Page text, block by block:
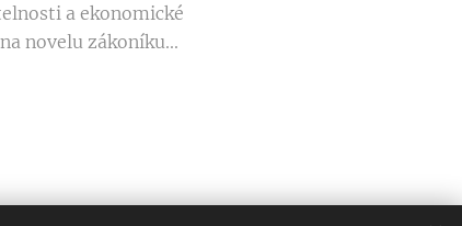
a ekonomické
novelu zákoníku...